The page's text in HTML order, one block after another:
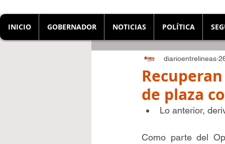
INICIO GOBERNADOR NOTICIAS POLÍTICA
de plaza
diarioentrelineas
Lo anterior,
Como parte del